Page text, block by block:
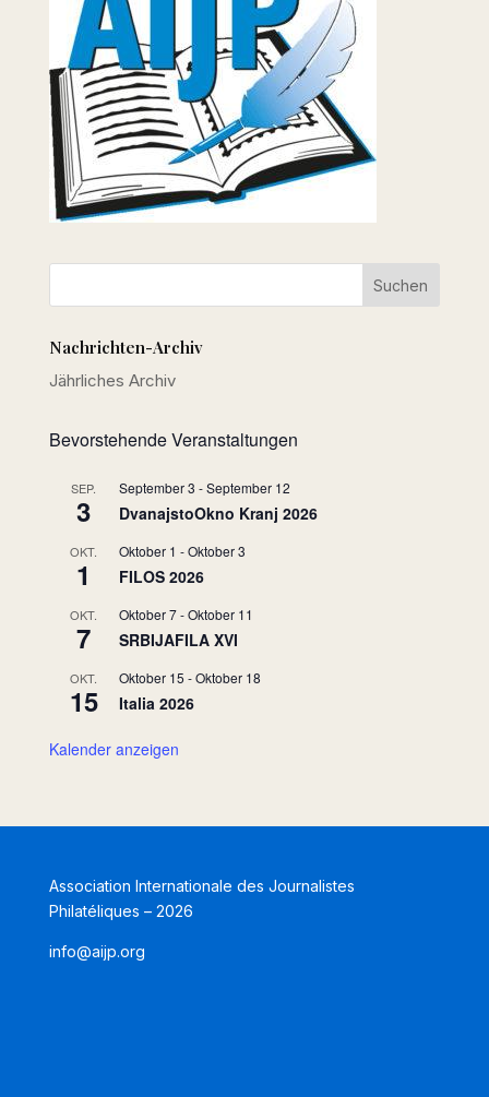
Nachrichten-Archiv
Jährliches Archiv
Bevorstehende Veranstaltungen
SEP.
3
September 3 -September 12
DvanajstoOkno Kranj 2026
OKT.
1
Oktober 1 -Oktober 3
FILOS 2026
OKT.
7
Oktober 7-Oktober 11
SRBIJAFILA XVI
OKT.
15
Oktober 15 -Oktober 18
Italia 2026
Kalender anzeigen
Association Internationale des Journalistes
Philatéliques – 2026
info@aijp.org